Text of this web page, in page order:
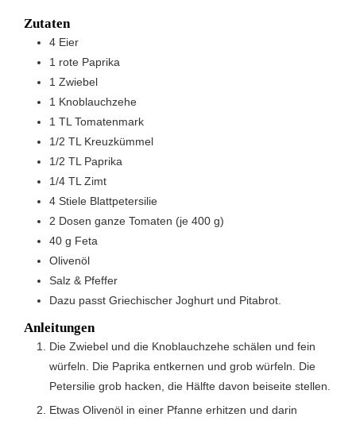
Zutaten
4 Eier
1 rote Paprika
1 Zwiebel
1 Knoblauchzehe
1 TL Tomatenmark
1/2 TL Kreuzkümmel
1/2 TL Paprika
1/4 TL Zimt
4 Stiele Blattpetersilie
2 Dosen ganze Tomaten (je 400 g)
40 g Feta
Olivenöl
Salz & Pfeffer
Dazu passt Griechischer Joghurt und Pitabrot.
Anleitungen
Die Zwiebel und die Knoblauchzehe schälen und fein
würfeln. Die Paprika entkernen und grob würfeln. Die
Petersilie grob hacken, die Hälfte davon beiseite stellen.
Etwas Olivenöl in einer Pfanne erhitzen und darin